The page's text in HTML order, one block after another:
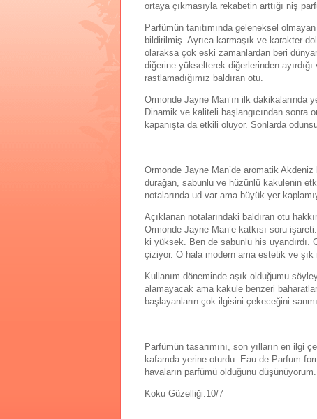
ortaya çıkmasıyla rekabetin arttığı niş
Parfümün tanıtımında geleneksel
bildirilmiş. Ayrıca karmaşık ve karakter
olaraksa çok eski zamanlardan beri
diğerine yükselterek diğerlerinden
rastlamadığımız baldıran otu.
Ormonde Jayne Man’ın ilk dakikalarında
Dinamik ve kaliteli başlangıcından sonra
kapanışta da etkili oluyor. Sonlarda
Ormonde Jayne Man’de aromatik
durağan, sabunlu ve hüzünlü kakulenin
notalarında ud var ama büyük yer
Açıklanan notalarındaki baldıran otu
Ormonde Jayne Man’e katkısı soru
ki yüksek. Ben de sabunlu his uyandırdı.
çiziyor. O hala modern ama estetik ve şık
Kullanım döneminde aşık olduğumu
alamayacak ama kakule benzeri
başlayanların çok ilgisini çekeceğini
Parfümün tasarımını, son yılların en ilgi
kafamda yerine oturdu. Eau de Parfum
havaların parfümü olduğunu
Koku Güzelliği:10/7